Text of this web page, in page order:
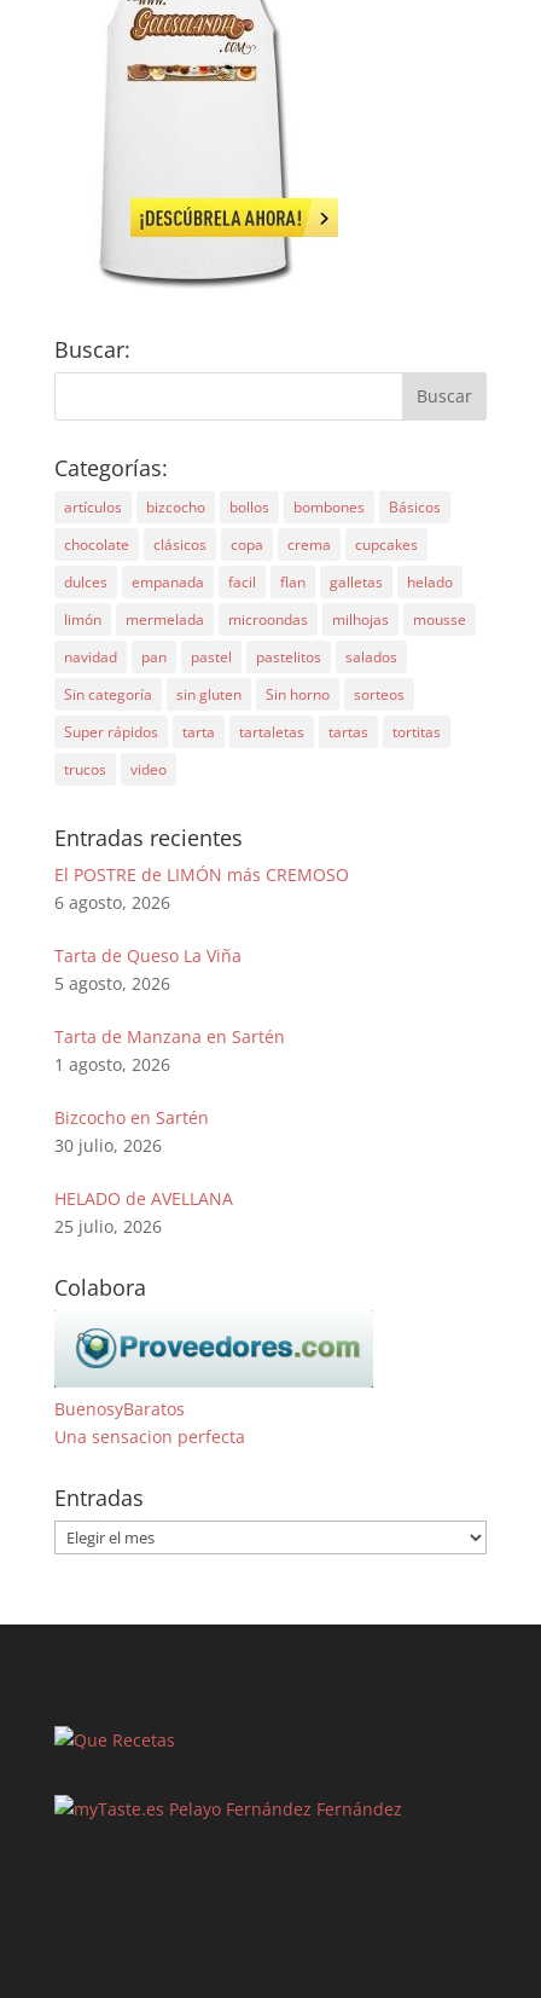
Buscar:
Categorías:
artículos bizcocho bollos bombones
Básicos
chocolate
clásicos copa crema
cupcakes
dulces
empanada facil flan galletas
helado
limón
mermelada microondas milhojas
mousse
navidad
pan pastel pastelitos
salados
Sin categoría
sin gluten Sin horno
sorteos
Super rápidos
tarta tartaletas tartas
tortitas
trucos
video
Entradas recientes
El POSTRE de LIMÓN más CREMOSO
6 agosto, 2026
Tarta de Queso La Viña
5 agosto, 2026
Tarta de Manzana en Sartén
1 agosto, 2026
Bizcocho en Sartén
30 julio, 2026
HELADO de AVELLANA
25 julio, 2026
Colabora
BuenosyBaratos
Una sensacion perfecta
Entradas
Entradas
Pelayo Fernández Fernández